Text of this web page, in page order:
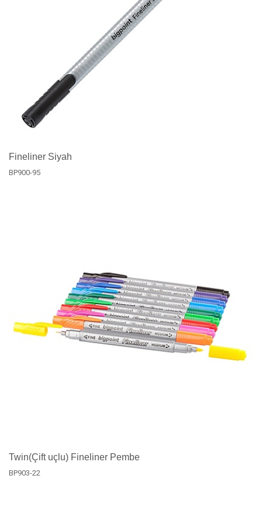
Fineliner Siyah
BP900-95
Twin(Çift uçlu) Fineliner Pembe
BP903-22